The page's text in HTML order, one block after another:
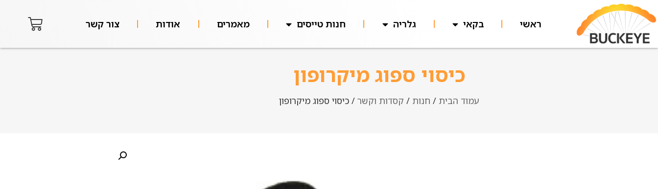
ראשי בקאי גלריה חנות טייסים מאמרים אודות צור קשר
כיסוי ספוג מיקרופון
עמוד הבית / חנות / קסדות וקשר / כיסוי ספוג מיקרופון